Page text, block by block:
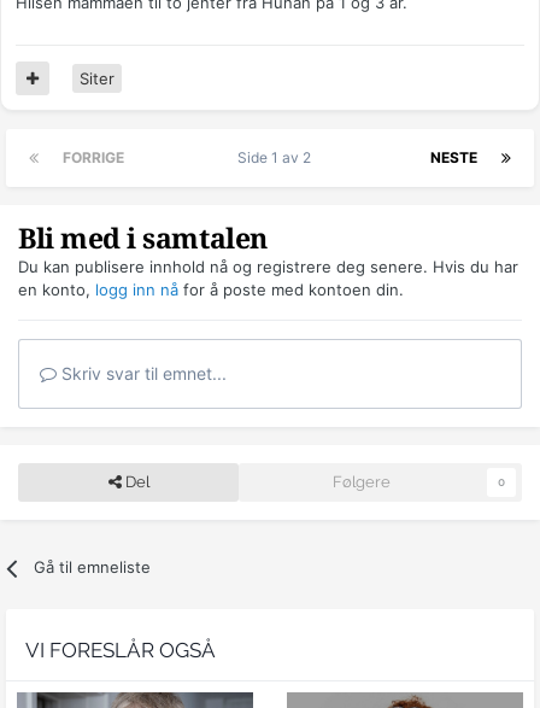
Siter
FORRIGE NESTE
Side 1 av 2
Bli med i samtalen
Du kan publisere innhold nå og registrere deg senere. Hvis du har
en konto, logg inn nå for å poste med kontoen din.
Skriv svar til emnet...
Del Følgere 0
Gå til emneliste
VI FORESLÅR OGSÅ